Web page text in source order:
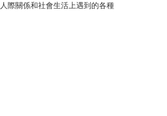
際關係和社會生活上遇到的各種